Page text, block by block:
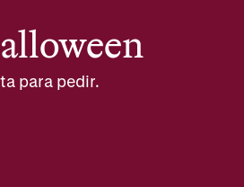
para pedir.